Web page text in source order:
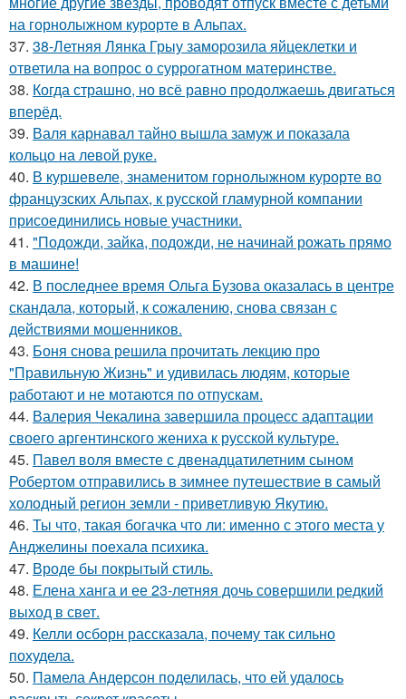
на горнолыжном курорте в Альпах.
37. 38-Летняя Лянка Грыу заморозила яйцеклетки и
ответила на вопрос о суррогатном материнстве.
38. Когда страшно, но всё равно продолжаешь двигаться
вперёд.
39. Валя карнавал тайно вышла замуж и показала
кольцо на левой руке.
40. В куршевеле, знаменитом горнолыжном курорте во
французских Альпах, к русской гламурной компании
присоединились новые участники.
41. "Подожди, зайка, подожди, не начинай рожать прямо
в машине!
42. В последнее время Ольга Бузова оказалась в центре
скандала, который, к сожалению, снова связан с
действиями мошенников.
43. Боня снова решила прочитать лекцию про
"Правильную Жизнь" и удивилась людям, которые
работают и не мотаются по отпускам.
44. Валерия Чекалина завершила процесс адаптации
своего аргентинского жениха к русской культуре.
45. Павел воля вместе с двенадцатилетним сыном
Робертом отправились в зимнее путешествие в самый
холодный регион земли - приветливую Якутию.
46. Ты что, такая богачка что ли: именно с этого места у
Анджелины поехала психика.
47. Вроде бы покрытый стиль.
48. Елена ханга и ее 23-летняя дочь совершили редкий
выход в свет.
49. Келли осборн рассказала, почему так сильно
похудела.
50. Памела Андерсон поделилась, что ей удалось